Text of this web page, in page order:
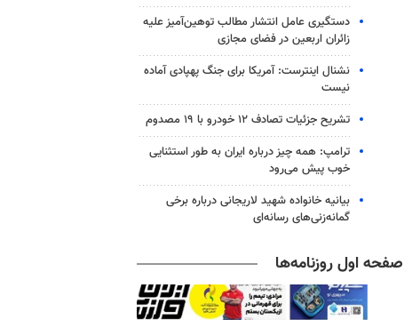
دستگیری عامل انتشار مطالب توهین‌آمیز علیه
زائران اربعین در فضای مجازی
نشنال اینترست: آمریکا برای جنگ پهپادی آماده
نیست
تشریح جزئیات تصادف ۱۲ خودرو با ۱۹ مصدوم
ترامپ: همه چیز درباره ایران به طور استثنایی
خوب پیش می‌رود
بیانیه خانواده شهید لاریجانی درباره برخی
گمانه‌زنی‌های رسانه‌ای
صفحه اول روزنامه‌ها